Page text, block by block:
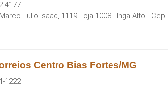
4177
Tulio Isaac, 1119 Loja 1008 - Inga Alto - Cep:
Centro Bias Fortes/MG
1222